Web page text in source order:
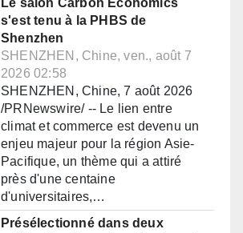
Le salon Carbon Economics
s'est tenu à la PHBS de
Shenzhen
SHENZHEN, Chine, ven., août 7
2026 02:58
SHENZHEN, Chine, 7 août 2026
/PRNewswire/ -- Le lien entre
climat et commerce est devenu un
enjeu majeur pour la région Asie-
Pacifique, un thème qui a attiré
près d'une centaine
d'universitaires,…
Présélectionné dans deux